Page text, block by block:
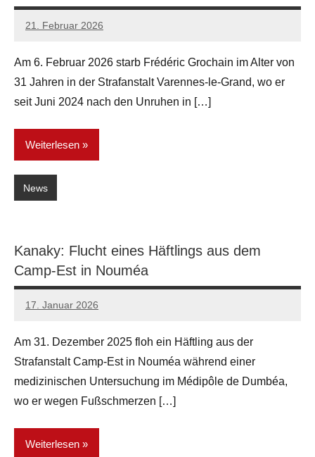
21. Februar 2026
network
Am 6. Februar 2026 starb Frédéric Grochain im Alter von
31 Jahren in der Strafanstalt Varennes-le-Grand, wo er
seit Juni 2024 nach den Unruhen in […]
Weiterlesen
News
Kanaky: Flucht eines Häftlings aus dem
Camp-Est in Nouméa
17. Januar 2026
network
Am 31. Dezember 2025 floh ein Häftling aus der
Strafanstalt Camp-Est in Nouméa während einer
medizinischen Untersuchung im Médipôle de Dumbéa,
wo er wegen Fußschmerzen […]
Weiterlesen